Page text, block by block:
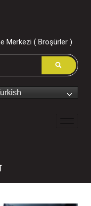
Merkezi ( Broşürler )